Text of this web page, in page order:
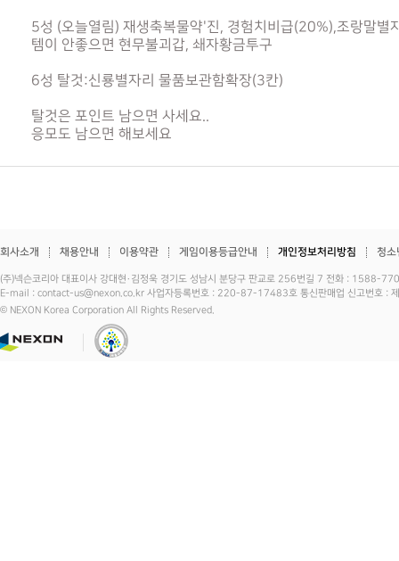
5성 (오늘열림) 재생축복물약'진, 경험치비급(20%),조랑말별
템이 안좋으면 현무불괴갑, 쇄자황금투구
6성 탈것:신룡별자리 물품보관함확장(3칸)
탈것은 포인트 남으면 사세요..
응모도 남으면 해보세요
회사소개 채용안내 이용약관 게임이용등급안내 개인정보처리방침 청소
(주)넥슨코리아 대표이사 강대현·김정욱 경기도 성남시 분당구 판교로 256번길 7 전화 :
E-mail : contact-us@nexon.co.kr 사업자등록번호 : 220-87-17483호 통신판매업 신고번호 :
© NEXON Korea Corporation All Rights Reserved.